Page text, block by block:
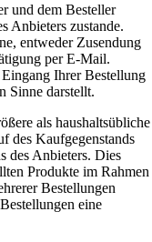
und dem Besteller
Anbieters zustande.
entweder Zusendung
per E-Mail.
Ihrer Bestellung
Sinne darstellt.
als haushaltsübliche
des Kaufgegenstands
des Anbieters. Dies
Produkte im Rahmen
Bestellungen
eine